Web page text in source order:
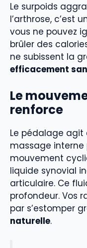
Le surpoids
l’arthrose, c’est
vous ne pouvez
brûler des
ne subissent la
efficacement
Le
renforce
Le pédalage
massage interne
mouvement
liquide synovial
articulaire. Ce
profondeur. Vos
par s’estomper
naturelle.